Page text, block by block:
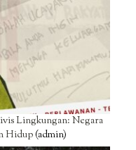
Lingkungan: Negara
Hidup(admin)